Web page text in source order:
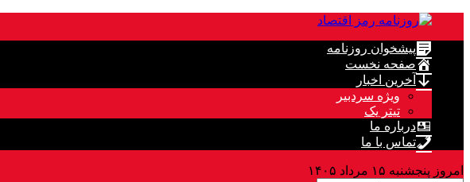
پیشخوان روزنامه
صفحه نخست
آخرین اخبار
ویژه سردبیر
تیتر یک
درباره ما
تماس با ما
امروز پنجشنبه ۱۵ مرداد ۱۴۰۵